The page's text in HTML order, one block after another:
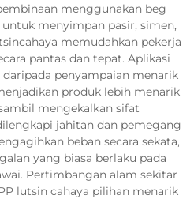
menggunakan beg
menyimpan pasir, simen,
memudahkan pekerja
pantas dan tepat. Aplikasi
penyampaian menarik
produk lebih menarik
mengekalkan sifat
jahitan dan pemegang
beban secara sekata,
yang biasa berlaku pada
Pertimbangan alam sekitar
lutsin cahaya pilihan menarik